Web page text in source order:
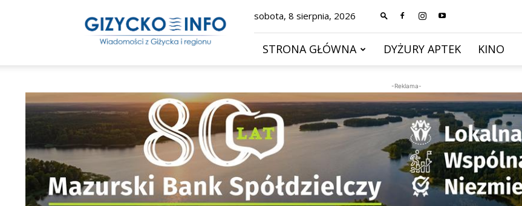
–
wiadomości
sobota, 8 sierpnia, 2026
STRONA GŁÓWNA DYŻURY APTEK KINO
-Reklama-